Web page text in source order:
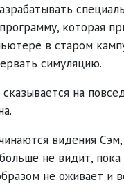
которая
в старом
симуляцию.
на
видения
не видит,
не оживает и